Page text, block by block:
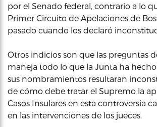
por el Senado federal, contrario a lo
Primer Circuito de Apelaciones de
pasado cuando los declaró
Otros indicios son que las preguntas
maneja todo lo que la Junta ha hecho
sus nombramientos resultaran
de cómo debe tratar el Supremo la
Casos Insulares en esta controversia
en las intervenciones de los jueces.